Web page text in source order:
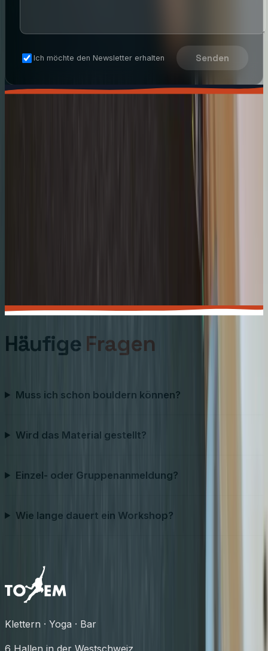
Ich möchte den Newsletter erhalten Senden
Häufige Fragen
Muss ich schon bouldern können?
Wird das Material gestellt?
Einzel- oder Gruppenanmeldung?
Wie lange dauert ein Workshop?
Klettern · Yoga · Bar
6 Hallen in der Westschweiz